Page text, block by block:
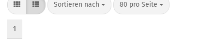
Sortieren nach 80 pro Seite
1